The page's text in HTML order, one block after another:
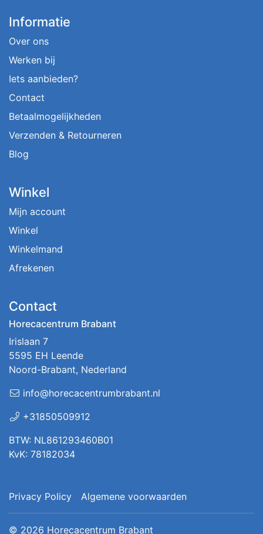
Informatie
Over ons
Werken bij
Iets aanbieden?
Contact
Betaalmogelijkheden
Verzenden & Retourneren
Blog
Winkel
Mijn account
Winkel
Winkelmand
Afrekenen
Contact
Horecacentrum Brabant
Irislaan 7
5595 EH Leende
Noord-Brabant, Nederland
info@horecacentrumbrabant.nl
+31850509912
BTW: NL861293460B01
KvK: 78182034
Privacy Policy Algemene voorwaarden
© 2026 Horecacentrum Brabant